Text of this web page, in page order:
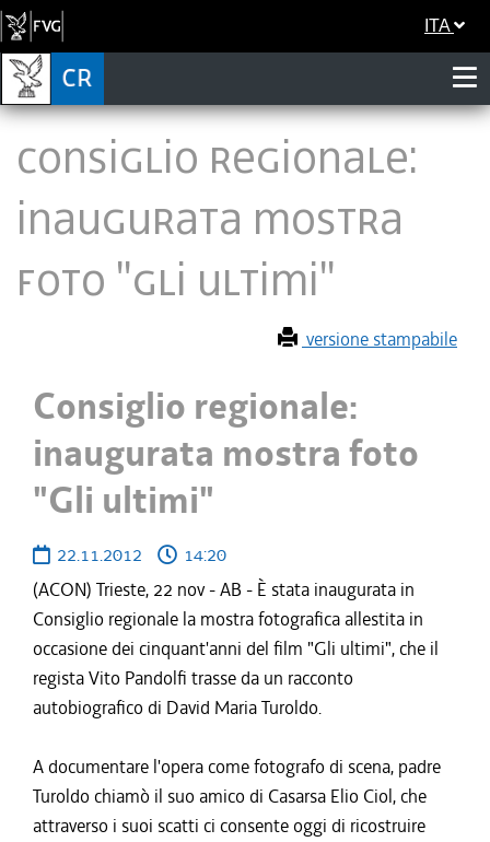
ITA
Consiglio regionale:
inaugurata mostra
foto "Gli ultimi"
versione stampabile
Consiglio regionale:
inaugurata mostra foto
"Gli ultimi"
22.11.2012
14:20
(ACON) Trieste, 22 nov - AB - È stata inaugurata in
Consiglio regionale la mostra fotografica allestita in
occasione dei cinquant'anni del film "Gli ultimi", che il
regista Vito Pandolfi trasse da un racconto
autobiografico di David Maria Turoldo.
A documentare l'opera come fotografo di scena, padre
Turoldo chiamò il suo amico di Casarsa Elio Ciol, che
attraverso i suoi scatti ci consente oggi di ricostruire